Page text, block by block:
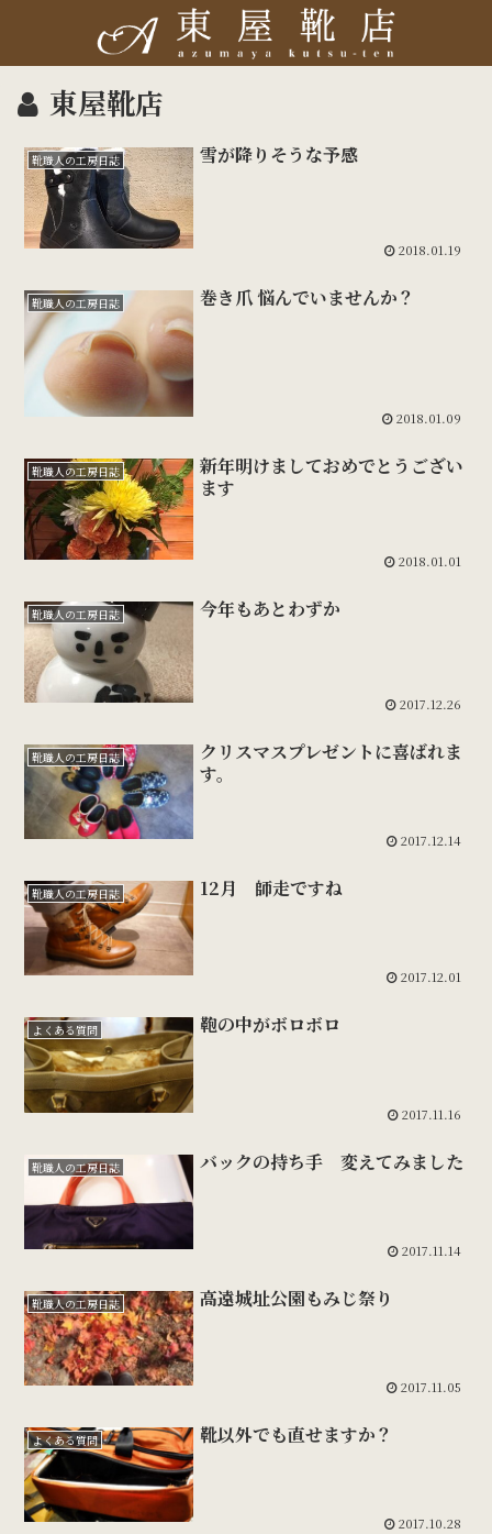
東屋靴店
靴職人の工房日誌 雪が降りそうな予感
2018.01.19
靴職人の工房日誌 巻き爪 悩んでいませんか？
2018.01.09
靴職人の工房日誌
新年明けましておめでとうござい
ます
2018.01.01
靴職人の工房日誌 今年もあとわずか
2017.12.26
靴職人の工房日誌
クリスマスプレゼントに喜ばれま
す。
2017.12.14
靴職人の工房日誌 12月 師走ですね
2017.12.01
よくある質問 鞄の中がボロボロ
2017.11.16
靴職人の工房日誌 バックの持ち手 変えてみました
2017.11.14
靴職人の工房日誌 高遠城址公園もみじ祭り
2017.11.05
よくある質問 靴以外でも直せますか？
2017.10.28